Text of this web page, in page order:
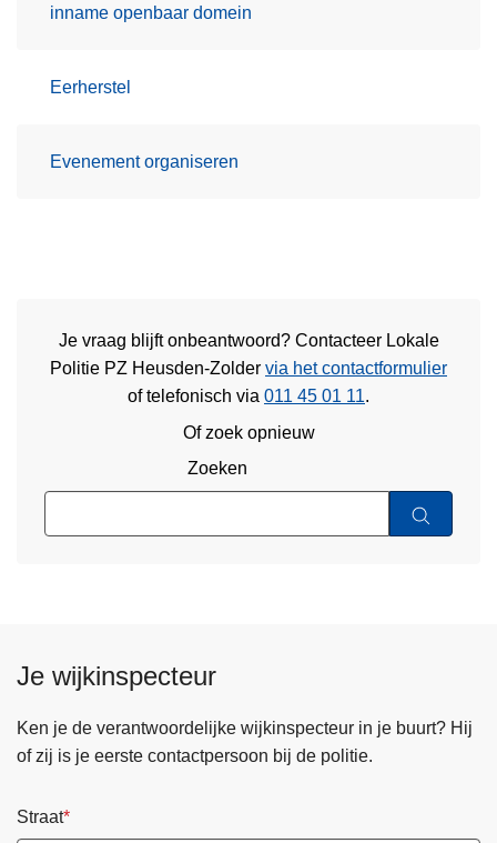
inname openbaar domein
Eerherstel
Evenement organiseren
Je vraag blijft onbeantwoord? Contacteer Lokale
Politie PZ Heusden-Zolder via het contactformulier
oftelefonisch via 011 45 01 11.
Of zoek opnieuw
Zoeken
Je wijkinspecteur
Ken je de verantwoordelijke wijkinspecteur in je buurt? Hij
of zij is je eerste contactpersoon bij de politie.
Straat